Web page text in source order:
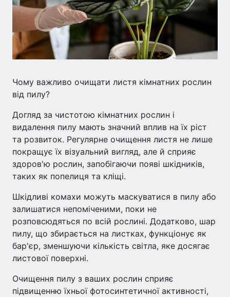
Чому важливо очищати листя кімнатних рослин
від пилу?
Догляд за чистотою кімнатних рослин і
видалення пилу мають значний вплив на їх ріст
та розвиток. Регулярне очищення листя не лише
покращує їх візуальний вигляд, але й сприяє
здоров'ю рослин, запобігаючи появі шкідників,
таких як попелиця та кліщі.
Шкідливі комахи можуть маскуватися в пилу або
залишатися непоміченими, поки не
розповсюдяться по всій рослині. Додатково, шар
пилу, що збирається на листках, функціонує як
бар'єр, зменшуючи кількість світла, яке досягає
листової поверхні.
Очищення пилу з ваших рослин сприяє
підвищенню їхньої фотосинтетичної активності,